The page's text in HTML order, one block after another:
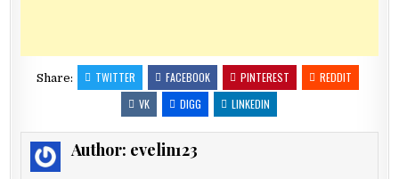
Share: TWITTER FACEBOOK PINTEREST
REDDIT
VK
DIGG LINKEDIN
Author: evelin123